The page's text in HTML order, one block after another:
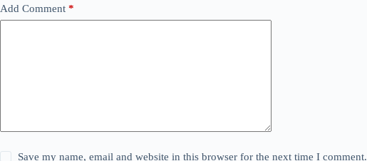
Add Comment *
Save my name, email and website in this browser for the next time I comment.